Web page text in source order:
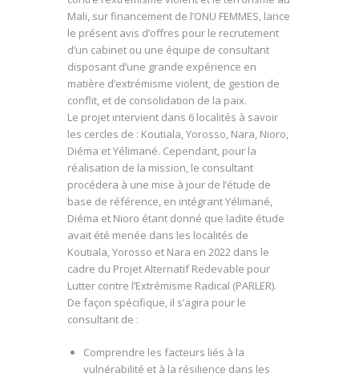
Mali, sur financement de l’ONU FEMMES, lance
le présent avis d’offres pour le recrutement
d’un cabinet ou une équipe de consultant
disposant d’une grande expérience en
matière d’extrémisme violent, de gestion de
conflit, et de consolidation de la paix.
Le projet intervient dans 6 localités à savoir
les cercles de : Koutiala, Yorosso, Nara, Nioro,
Diéma et Yélimané. Cependant, pour la
réalisation de la mission, le consultant
procédera à une mise à jour de l’étude de
base de référence, en intégrant Yélimané,
Diéma et Nioro étant donné que ladite étude
avait été menée dans les localités de
Koutiala, Yorosso et Nara en 2022 dans le
cadre du Projet Alternatif Redevable pour
Lutter contre l’Extrémisme Radical (PARLER).
De façon spécifique, il s’agira pour le
consultant de :
Comprendre les facteurs liés à la
vulnérabilité et à la résilience dans les